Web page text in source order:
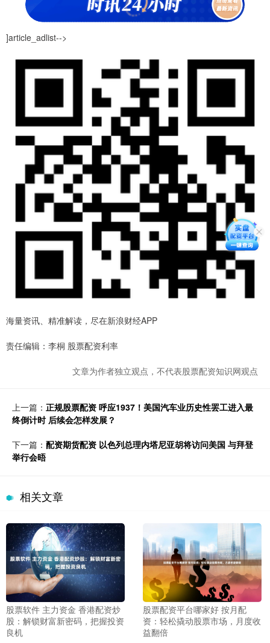
]article_adlist-->
海量资讯、精准解读，尽在新浪财经APP
责任编辑：李桐 股票配资利率
文章为作者独立观点，不代表股票配资知识网观点
上一篇： 正规股票配资 呼应1937！美国汽车业历史性罢工进入最
终倒计时 后续会怎样发展？
下一篇： 配资期货配资 以色列总理内塔尼亚胡将访问美国 与拜登
举行会晤
相关文章
股票软件 主力资金 香港配资炒
股：解锁财富新密码，把握投资
良机
股票配资平台哪家好 按月配
资：轻松撬动股票市场，月度收
益翻倍